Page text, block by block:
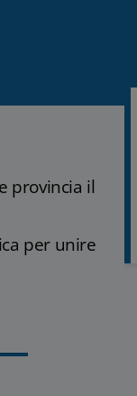
provincia il
per unire